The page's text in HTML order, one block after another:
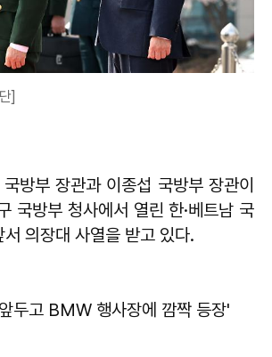
]
방부 장관과 이종섭 국방부 장관이
국방부 청사에서 열린 한·베트남 국
의장대 사열을 받고 있다.
두고 BMW 행사장에 깜짝 등장'​